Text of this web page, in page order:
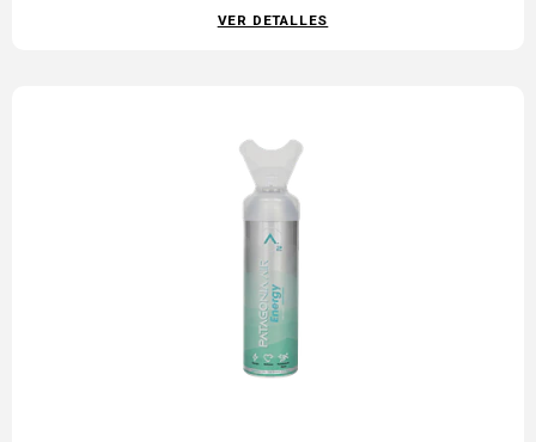
VER DETALLES